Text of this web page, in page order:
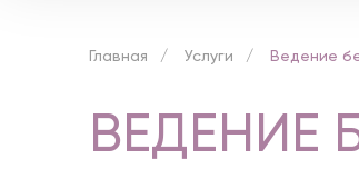
Главная Услуги Ведение
ВЕДЕНИЕ